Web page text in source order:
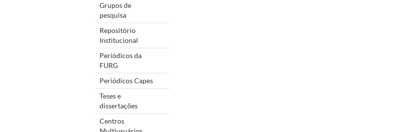
Grupos de
pesquisa
Repositório
Institucional
Periódicos da
FURG
Periódicos Capes
Teses e
dissertações
Centros